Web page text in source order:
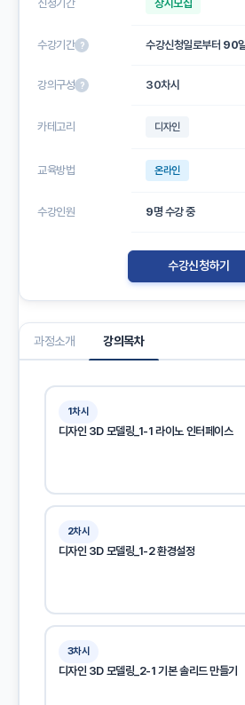
신청기간 상시모집
수강기간 ? 수강신청일로부터 90
강의구성 ? 30차시
카테고리 디자인
교육방법 온라인
수강인원 9명 수강 중
수강신청하기
과정소개 강의목차
1차시
디자인 3D 모델링_1-1 라이노 인터페이스
2차시
디자인 3D 모델링_1-2 환경설정
3차시
디자인 3D 모델링_2-1 기본 솔리드 만들기